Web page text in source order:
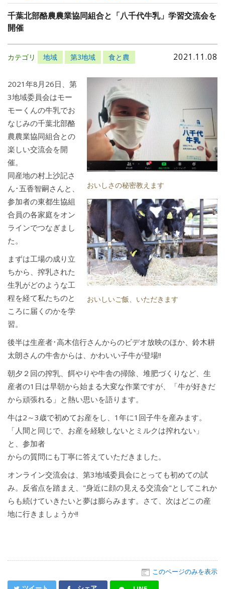
千葉北部酪農農業協同組合と「八千代牛乳」学習交流会を
開催
2021.11.08
カテゴリ 地域 第3地域 食と農
おいしさの秘密教えます
おいしいご飯、いただきます
2021年8月26日、第
3地域委員会はモー
モーくんの牛乳でお
なじみの千葉北部酪
農農業協同組合との
楽しい交流会を開
催。
同産地の村上沙記さ
ん･五香智嗣さんと、
参加者の東都生協組
合員の各家庭をオン
ラインでつなぎまし
た。
まずは工場の成り立
ちから、搾乳された
生乳がどのような工
程を経て私たちのと
ころに届くのかを学
習。
後半は生産者･高木信行さんからのビデオ放映のほか、鈴木耕
太朗さんの牛舎からは、かわいい子牛が登場!!
朝夕２回の搾乳、餌やりや牛舎の掃除、堆肥づくりなど、生
産者の1日は早朝から始まる大変な作業ですが、「牛が好きだ
から頑張れる」と熱い思いを語ります。
牛は2～3歳で初めてお産をし、1年に1回子牛を産みます。
「人間と同じで、お産を経験しないとミルクは搾れない」
と、参加者
からの質問にも丁寧に答えていただきました。
オンライン交流会は、第3地域委員会にとっても初めての試
み。反省点を踏まえ、"身近に顔の見える交流会"としてこれか
らも続けていきたいと夢は膨らみます。さて、次はどこの産
地に行きましょうか!!
このページのみを表示